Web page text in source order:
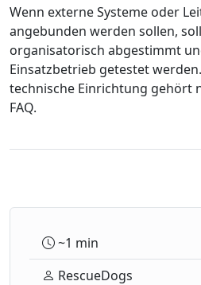
Wenn externe Systeme oder
angebunden werden sollen,
organisatorisch abgestimmt
Einsatzbetrieb getestet
technische Einrichtung gehört
FAQ.
~1 min
RescueDogs